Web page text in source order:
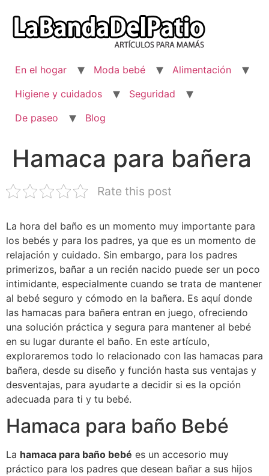
contenido
En el hogar Moda bebé
Alimentación
Higiene y cuidados
Seguridad
De paseo
Blog
Hamaca para bañera
Rate this post
La hora del baño es un momento muy importante para
los bebés y para los padres, ya que es un momento de
relajación y cuidado. Sin embargo, para los padres
primerizos, bañar a un recién nacido puede ser un poco
intimidante, especialmente cuando se trata de mantener
al bebé seguro y cómodo en la bañera. Es aquí donde
las hamacas para bañera entran en juego, ofreciendo
una solución práctica y segura para mantener al bebé
en su lugar durante el baño. En este artículo,
exploraremos todo lo relacionado con las hamacas para
bañera, desde su diseño y función hasta sus ventajas y
desventajas, para ayudarte a decidir si es la opción
adecuada para ti y tu bebé.
Hamaca para baño Bebé
La hamaca para baño bebé es un accesorio muy
práctico para los padres que desean bañar a sus hijos